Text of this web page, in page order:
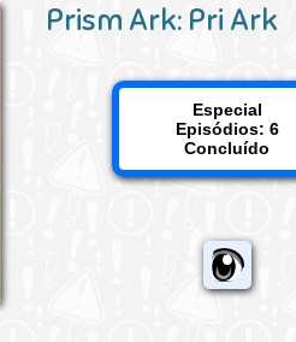
Prism Ark: Pri Ark
Especial
Episódios: 6
Concluído